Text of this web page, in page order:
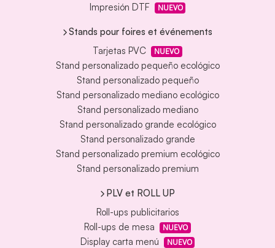
Impresión DTF NUEVO
Stands pour foires et événements
Tarjetas PVC
NUEVO
Stand personalizado pequeño ecológico
Stand personalizado pequeño
Stand personalizado mediano ecológico
Stand personalizado mediano
Stand personalizado grande ecológico
Stand personalizado grande
Stand personalizado premium ecológico
Stand personalizado premium
PLV et ROLL UP
Roll-ups publicitarios
Roll-ups de mesa
NUEVO
Display carta menú NUEVO